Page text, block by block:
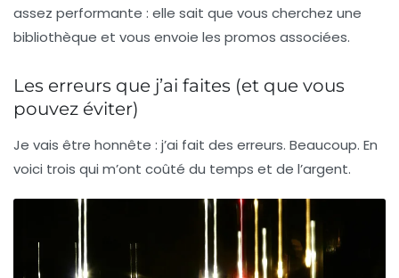
assez performante : elle sait que vous cherchez une
bibliothèque et vous envoie les promos associées.
Les erreurs que j’ai faites (et que vous
pouvez éviter)
Je vais être honnête : j’ai fait des erreurs. Beaucoup. En
voici trois qui m’ont coûté du temps et de l’argent.